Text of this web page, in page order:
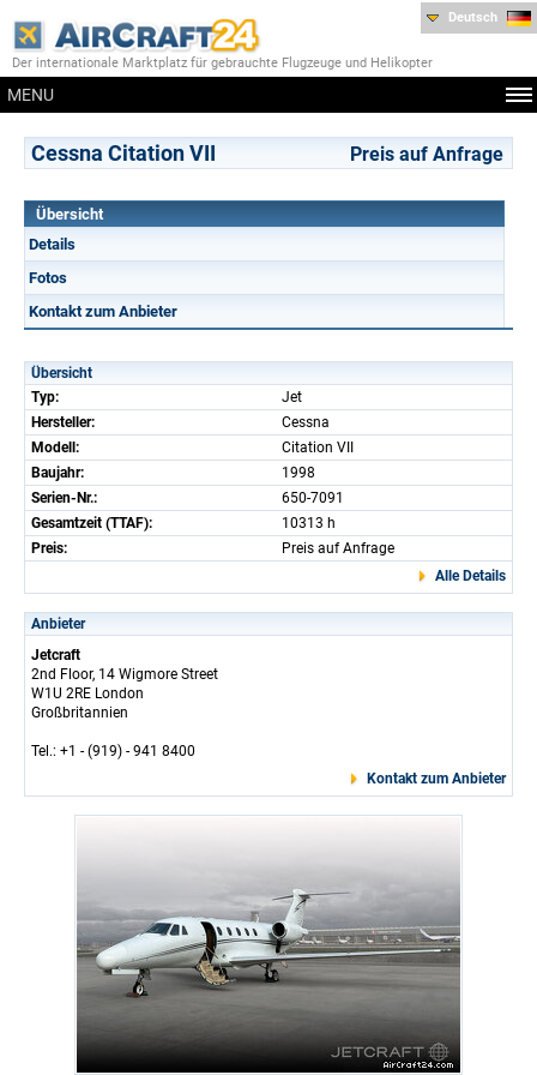
Der internationale Marktplatz für gebrauchte Flugzeuge und Helikopter
MENU
Deutsch
Cessna Citation VII Preis auf Anfrage
Übersicht
Details
Fotos
Kontakt zum Anbieter
Übersicht
Typ:
Jet
Hersteller:
Cessna
Modell:
Citation VII
Baujahr:
1998
Serien-Nr.:
650-7091
Gesamtzeit (TTAF):
10313 h
Preis:
Preis auf Anfrage
Alle Details
Anbieter
Jetcraft
2nd Floor, 14 Wigmore Street
W1U 2RE London
Großbritannien
Tel.: +1 - (919) - 941 8400
Kontakt zum Anbieter